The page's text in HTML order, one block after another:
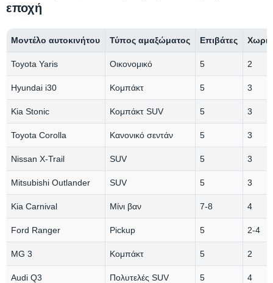
εποχή
Μοντέλο αυτοκινήτου Τύπος αμαξώματος Επιβάτες
Toyota Yaris Οικονομικό 5 2
Hyundai i30 Κομπάκτ 5 3
Kia Stonic Κομπάκτ SUV 5 3
Toyota Corolla Κανονικό σεντάν 5 3
Nissan X-Trail SUV 5 3
Mitsubishi Outlander SUV 5 3
Kia Carnival Μίνι βαν 7-8 4
Ford Ranger Pickup 5 2-4
MG 3 Κομπάκτ 5 2
Audi Q3 Πολυτελές SUV 5 4